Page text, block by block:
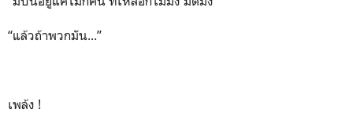
“แล้วถ้าพวกมัน...”
เพล้ง !